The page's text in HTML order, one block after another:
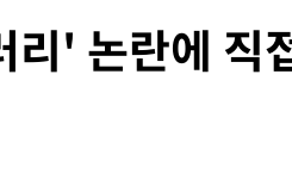
강원 많은 비[내일날씨]
자…"AI 메모리 수요 선제 대응"
바이잔 투란VC 입단
리' 논란에